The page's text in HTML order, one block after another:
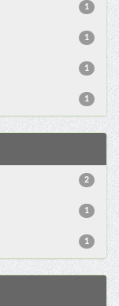
1
1
1
1
2
1
1